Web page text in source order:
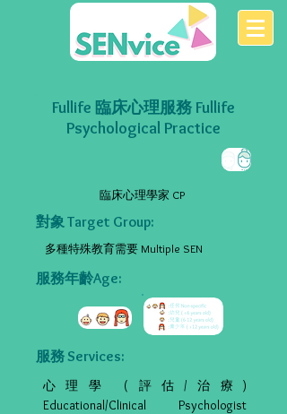
Fullife 臨床心理服務 Fullife
Psychological Practice
臨床心理學家 CP
對象 Target Group:
多種特殊教育需要 Multiple SEN
服務年齡Age:
服務 Services:
心理學 (評估/治療)
Educational/Clinical Psychologist